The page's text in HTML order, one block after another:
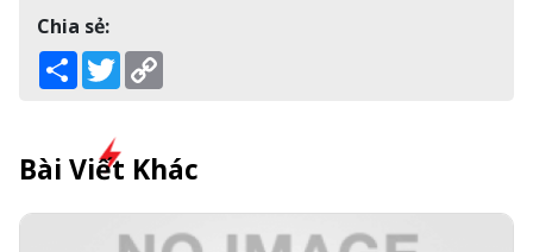
Chia sẻ:
ShareTwitter
Bài Viết Khác